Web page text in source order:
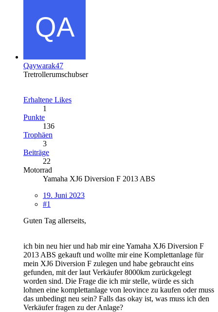
Qaywarak47
Tretrollerumschubser
Erhaltene Likes
1
Punkte
136
Trophäen
3
Beiträge
22
Motorrad
Yamaha XJ6 Diversion F 2013 ABS
19. Juni 2023
#1
Guten Tag allerseits,
ich bin neu hier und hab mir eine Yamaha XJ6 Diversion F
2013 ABS gekauft und wollte mir eine Komplettanlage für
mein XJ6 Diversion F zulegen und habe gebraucht eins
gefunden, mit der laut Verkäufer 8000km zurückgelegt
worden sind. Die Frage die ich mir stelle, würde es sich
lohnen eine komplettanlage von leovince zu kaufen oder muss
das unbedingt neu sein? Falls das okay ist, was muss ich den
Verkäufer fragen zu der Anlage?